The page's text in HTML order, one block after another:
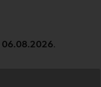
06.08.2026